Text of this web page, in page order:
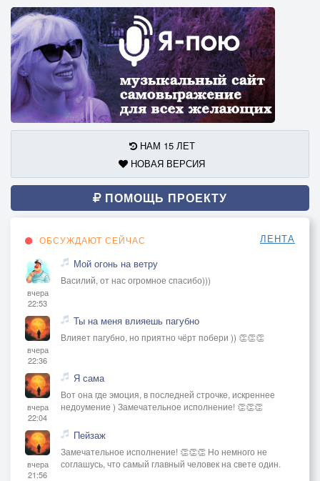
НАМ 15 ЛЕТ
НОВАЯ ВЕРСИЯ
ПОМОЩЬ ПРОЕКТУ
ОБСУЖДАЮТ СЕЙЧАС ЛЕНТА
вчера
22:53
Мой огонь на ветру
Василий, от нас огромное спасибо)))
вчера
22:36
Ты на меня влияешь пагубно
Влияет пагубно, но приятно чёрт побери )) 👏👏👏
вчера
22:04
Я сама
Вот она где эмоция, в последней строчке, искреннее
недоумение ) Замечательное исполнение! 👏👏👏
вчера
21:56
Пейзаж
Замечательное исполнение! 👏👏👏 Но немного не
соглашусь, что самый главный человек на свете один.